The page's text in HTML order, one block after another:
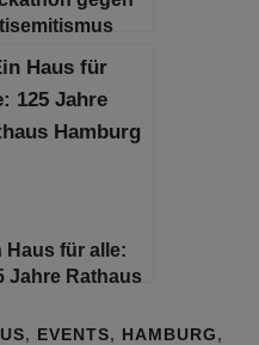
Haus für alle:
Jahre Rathaus
, EVENTS, HAMBURG,